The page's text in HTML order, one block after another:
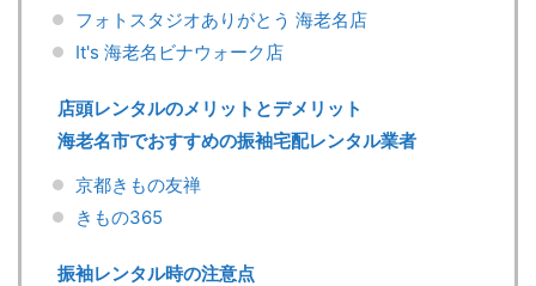
フォトスタジオありがとう 海老名店
It's 海老名ビナウォーク店
店頭レンタルのメリットとデメリット
海老名市でおすすめの振袖宅配レンタル業者
京都きもの友禅
きもの365
振袖レンタル時の注意点